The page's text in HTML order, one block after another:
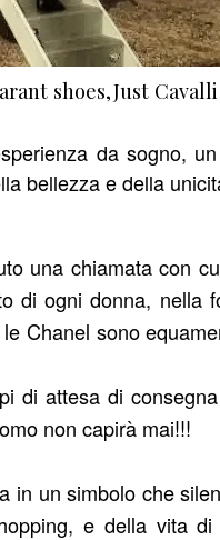
shoes,Just
da sogno,
bellezza e della
una chiamata con
di ogni donna, nella
Chanel sono
di attesa di
non capirà mai!!!
in un simbolo che
e della vita di